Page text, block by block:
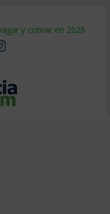
y cobrar en 2026
sale tan caro
a tiempo
qué hacer
y venderle